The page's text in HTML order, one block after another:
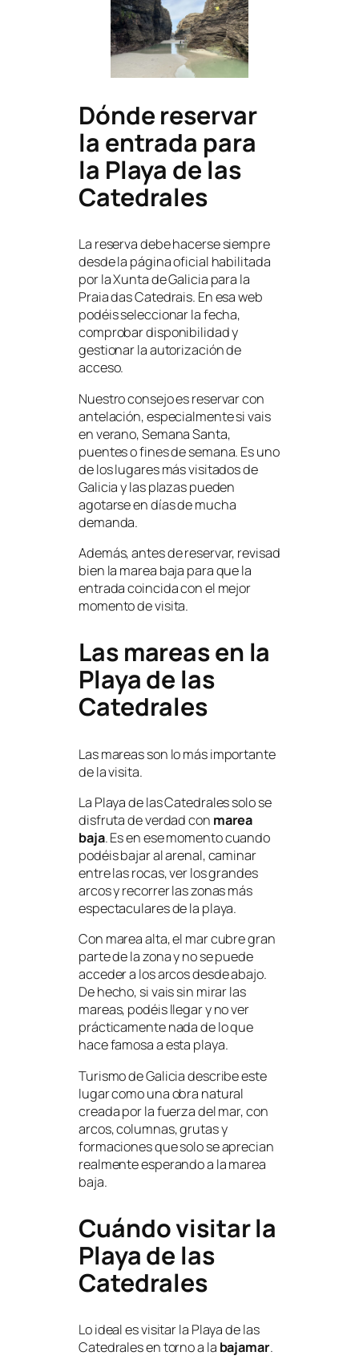
Dónde reservar
la entrada para
la Playa de las
Catedrales
La reserva debe hacerse siempre
desde la página oficial habilitada
por la Xunta de Galicia para la
Praia das Catedrais. En esa web
podéis seleccionar la fecha,
comprobar disponibilidad y
gestionar la autorización de
acceso.
Nuestro consejo es reservar con
antelación, especialmente si vais
en verano, Semana Santa,
puentes o fines de semana. Es uno
de los lugares más visitados de
Galicia y las plazas pueden
agotarse en días de mucha
demanda.
Además, antes de reservar, revisad
bien la marea baja para que la
entrada coincida con el mejor
momento de visita.
Las mareas en la
Playa de las
Catedrales
Las mareas son lo más importante
de la visita.
La Playa de las Catedrales solo se
disfruta de verdad con marea
baja. Es en ese momento cuando
podéis bajar al arenal, caminar
entre las rocas, ver los grandes
arcos y recorrer las zonas más
espectaculares de la playa.
Con marea alta, el mar cubre gran
parte de la zona y no se puede
acceder a los arcos desde abajo.
De hecho, si vais sin mirar las
mareas, podéis llegar y no ver
prácticamente nada de lo que
hace famosa a esta playa.
Turismo de Galicia describe este
lugar como una obra natural
creada por la fuerza del mar, con
arcos, columnas, grutas y
formaciones que solo se aprecian
realmente esperando a la marea
baja.
Cuándo visitar la
Playa de las
Catedrales
Lo ideal es visitar la Playa de las
Catedrales en torno a la bajamar.